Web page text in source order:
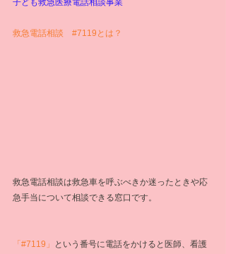
救急電話相談 #7119とは ？
救急電話相談は救急車を呼ぶべきか迷ったときや応
急手当について相談できる窓口です。
「#7119」
という番号に電話をかけると医師、看護